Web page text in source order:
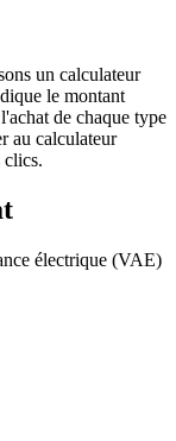
un calculateur
le montant
de chaque type
au calculateur
clics.
électrique (VAE)